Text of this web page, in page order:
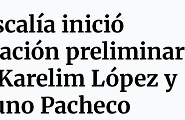
inició
preliminar
López y
Pacheco